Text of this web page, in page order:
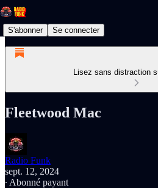
S'abonner Se connecter
Lisez sans distraction
Fleetwood Mac
Radio Funk
sept. 12, 2024
∙ Abonné payant